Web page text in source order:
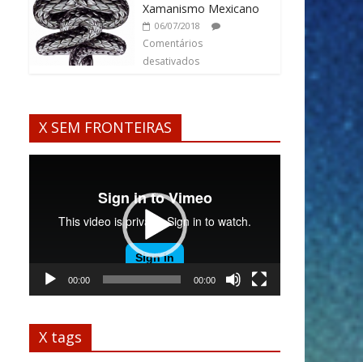
Xamanismo Mexicano
06/07/2018
Comentários
desativados
X SEM FRONTEIRAS
00:00 00:00
X tags